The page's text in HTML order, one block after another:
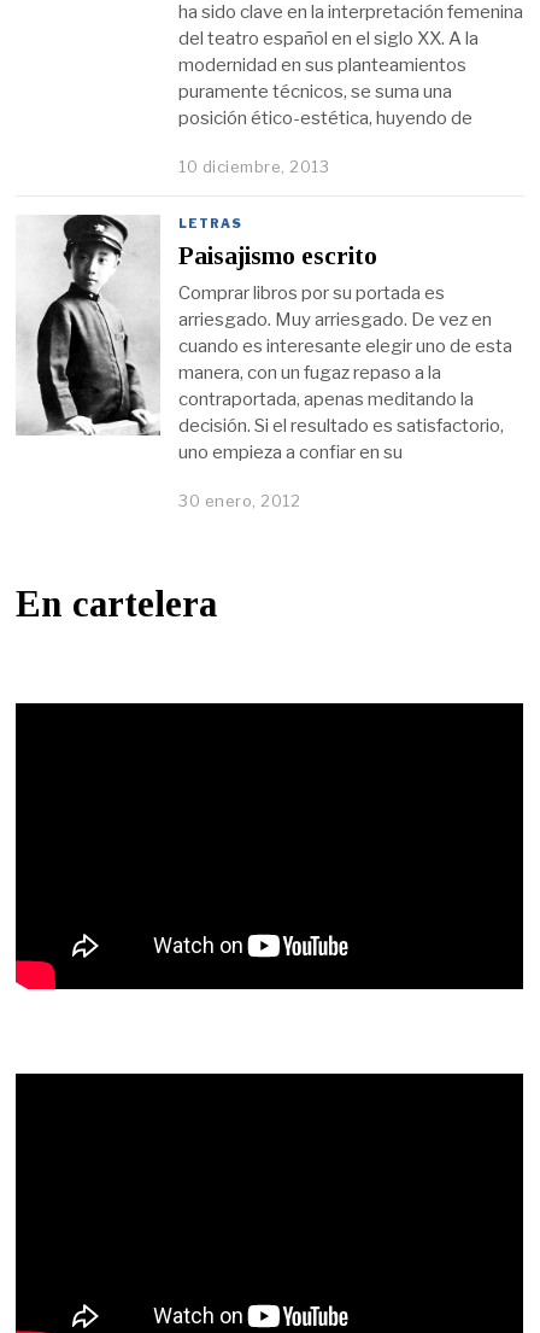
ha sido clave en la interpretación femenina
del teatro español en el siglo XX. A la
modernidad en sus planteamientos
puramente técnicos, se suma una
posición ético-estética, huyendo de
10 diciembre, 2013
LETRAS
Paisajismo escrito
Comprar libros por su portada es
arriesgado. Muy arriesgado. De vez en
cuando es interesante elegir uno de esta
manera, con un fugaz repaso a la
contraportada, apenas meditando la
decisión. Si el resultado es satisfactorio,
uno empieza a confiar en su
30 enero, 2012
En cartelera